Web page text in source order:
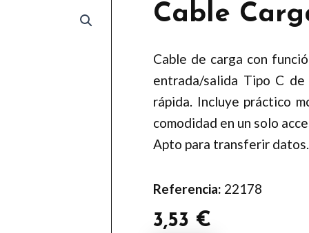
Cable
Cable de carga con
entrada/salida Tipo C
rápida. Incluye práctico
comodidad en un solo
Apto para transferir
Referencia: 22178
3,53 €